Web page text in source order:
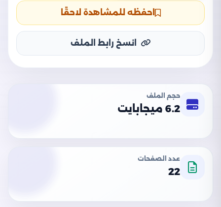
احفظه للمشاهدة لاحقًا
انسخ رابط الملف
حجم الملف
6.2 ميجابايت
عدد الصفحات
22